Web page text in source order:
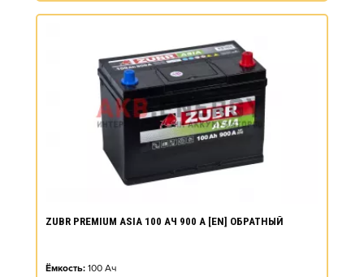
ZUBR PREMIUM ASIA 100 АЧ 900 А [EN] ОБРАТНЫЙ
Ёмкость: 100 Ач